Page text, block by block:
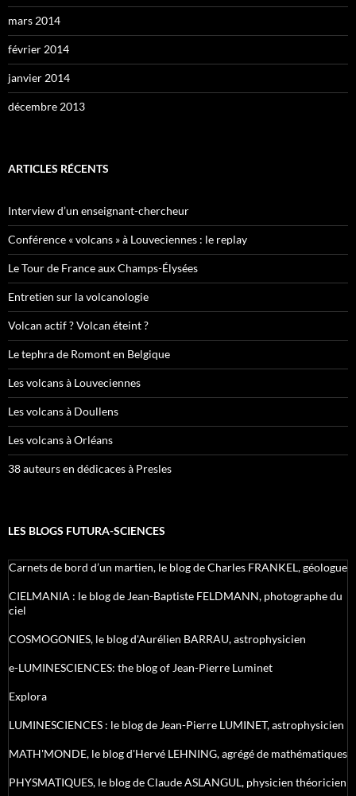
mars 2014
février 2014
janvier 2014
décembre 2013
ARTICLES RÉCENTS
Interview d’un enseignant-chercheur
Conférence « volcans » à Louveciennes : le replay
Le Tour de France aux Champs-Élysées
Entretien sur la volcanologie
Volcan actif ? Volcan éteint ?
Le tephra de Romont en Belgique
Les volcans à Louveciennes
Les volcans à Doullens
Les volcans à Orléans
38 auteurs en dédicaces à Presles
LES BLOGS FUTURA-SCIENCES
Carnets de bord d’un martien, le blog de Charles FRANKEL, géologue
CIELMANIA : le blog de Jean-Baptiste FELDMANN, photographe du
ciel
COSMOGONIES, le blog d'Aurélien BARRAU, astrophysicien
e-LUMINESCIENCES: the blog of Jean-Pierre Luminet
Explora
LUMINESCIENCES : le blog de Jean-Pierre LUMINET, astrophysicien
MATH'MONDE, le blog d'Hervé LEHNING, agrégé de mathématiques
PHYSMATIQUES, le blog de Claude ASLANGUL, physicien théoricien